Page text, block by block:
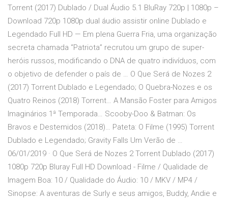
Torrent (2017) Dublado / Dual Áudio 5.1 BluRay 720p | 1080p –
Download 720p 1080p dual áudio assistir online Dublado e
Legendado Full HD — Em plena Guerra Fria, uma organização
secreta chamada “Patriota” recrutou um grupo de super-
heróis russos, modificando o DNA de quatro indivíduos, com
o objetivo de defender o país de … O Que Será de Nozes 2
(2017) Torrent Dublado e Legendado; O Quebra-Nozes e os
Quatro Reinos (2018) Torrent… A Mansão Foster para Amigos
Imaginários 1ª Temporada… Scooby-Doo & Batman: Os
Bravos e Destemidos (2018)… Pateta: O Filme (1995) Torrent
Dublado e Legendado; Gravity Falls Um Verão de …
06/01/2019 · O Que Será de Nozes 2 Torrent Dublado (2017)
1080p 720p Bluray Full HD Download - Filme / Qualidade de
Imagem Boa: 10 / Qualidade do Áudio: 10 / MKV / MP4 /
Sinopse: A aventuras de Surly e seus amigos, Buddy, Andie e